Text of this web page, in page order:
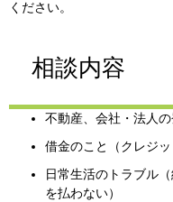
ください。
相談内容
不動産、会社・法人の
借金のこと（クレジッ
日常生活のトラブル
を払わない）